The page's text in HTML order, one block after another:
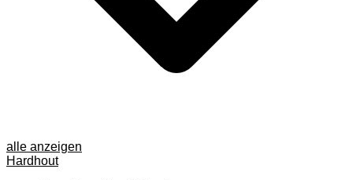
alle anzeigen
Hardhout